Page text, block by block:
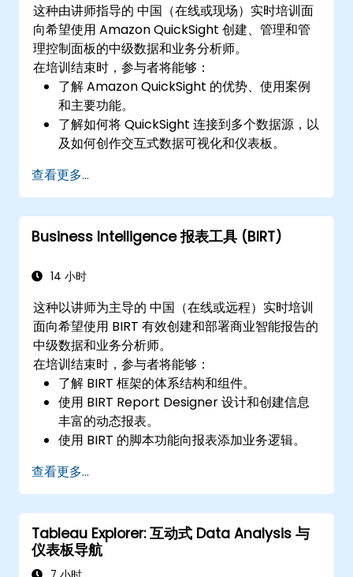
这种由讲师指导的 中国（在线或现场）实时培训面
向希望使用 Amazon QuickSight 创建、管理和管
理控制面板的中级数据和业务分析师。
在培训结束时，参与者将能够：
了解 Amazon QuickSight 的优势、使用案例
和主要功能。
了解如何将 QuickSight 连接到多个数据源，以
及如何创作交互式数据可视化和仪表板。
利用 QuickSight 内置的机器学习功能来增强数
据洞察。
设计、创建和自定义 QuickSight 控制面板，以
提取和可视化业务见解。
查看更多...
Business Intelligence 报表工具 (BIRT)
14 小时
这种以讲师为主导的 中国（在线或远程）实时培训
面向希望使用 BIRT 有效创建和部署商业智能报告的
中级数据和业务分析师。
在培训结束时，参与者将能够：
了解 BIRT 框架的体系结构和组件。
使用 BIRT Report Designer 设计和创建信息
丰富的动态报表。
使用 BIRT 的脚本功能向报表添加业务逻辑。
署 BIRT 报告。
查看更多...
Tableau Explorer: 互动式 Data Analysis 与
仪表板导航